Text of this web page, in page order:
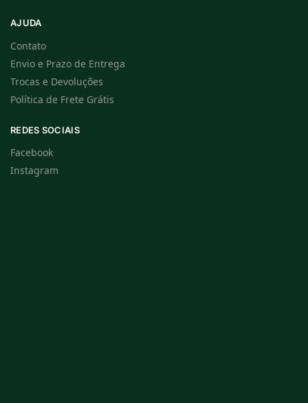
AJUDA
Contato
Envio e Prazo de Entrega
Trocas e Devoluções
Política de Frete Grátis
REDES SOCIAIS
Facebook
Instagram